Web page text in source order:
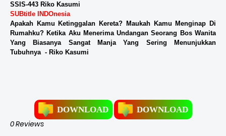
SSIS-443 Riko Kasumi
SUBtitle INDOnesia
Apakah Kamu Ketinggalan Kereta? Maukah Kamu Menginap Di
Rumahku? Ketika Aku Menerima Undangan Seorang Bos Wanita
Yang Biasanya Sangat Manja Yang Sering Menunjukkan
Tubuhnya - Riko Kasumi
DOWNLOAD DOWNLOAD
0 Reviews